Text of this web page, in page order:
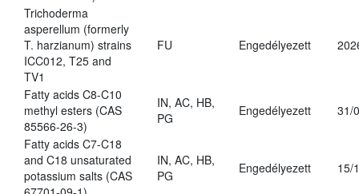
Trichoderma
asperellum (formerly
T. harzianum) strains
ICC012, T25 and
TV1
FU Engedélyezett
Fatty acids C8-C10
methyl esters (CAS
85566-26-3)
IN, AC, HB,
PG
Engedélyezett 31/
Fatty acids C7-C18
and C18 unsaturated
potassium salts (CAS
IN, AC, HB,
PG
Engedélyezett 15/